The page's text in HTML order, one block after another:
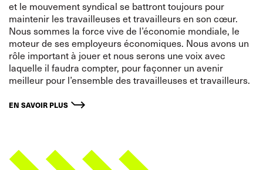
et le mouvement syndical se battront toujours pour
maintenir les travailleuses et travailleurs en son cœur.
Nous sommes la force vive de l’économie mondiale, le
moteur de ses employeurs économiques. Nous avons un
rôle important à jouer et nous serons une voix avec
laquelle il faudra compter, pour façonner un avenir
meilleur pour l’ensemble des travailleuses et travailleurs.
EN SAVOIR PLUS